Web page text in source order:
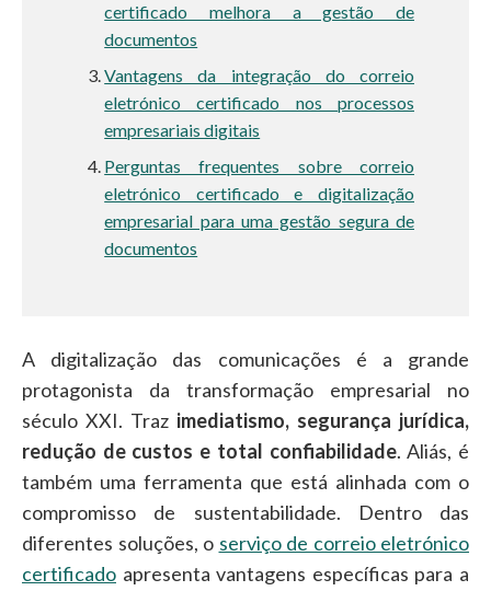
certificado melhora a gestão de
documentos
Vantagens da integração do correio
eletrónico certificado nos processos
empresariais digitais
Perguntas frequentes sobre correio
eletrónico certificado e digitalização
empresarial para uma gestão segura de
documentos
A digitalização das comunicações é a grande
protagonista da transformação empresarial no
século XXI. Traz imediatismo, segurança jurídica,
redução de custos e total confiabilidade. Aliás, é
também uma ferramenta que está alinhada com o
compromisso de sustentabilidade. Dentro das
diferentes soluções, o serviço de correio eletrónico
certificado apresenta vantagens específicas para a